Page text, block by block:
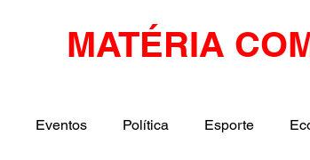
MATÉRIA
Eventos Política Esporte